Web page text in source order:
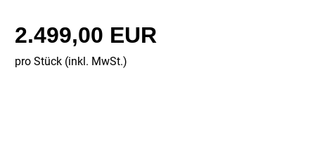
2.499,00 EUR
pro Stück (inkl. MwSt.)